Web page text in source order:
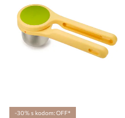
-30% s kodom: OFF*